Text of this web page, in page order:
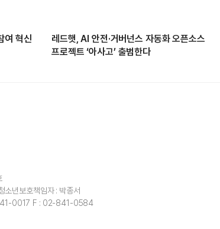
여 혁신
레드햇, AI 안전·거버넌스 자동화 오픈소스
프로젝트 ‘아사고’ 출범한다
소년보호책임자 : 박종서
0017 F : 02-841-0584